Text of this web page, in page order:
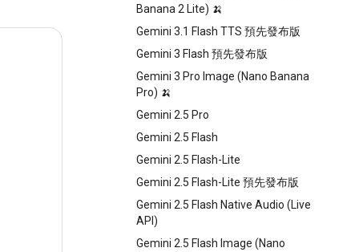
Banana 2 Lite) 🍌
Gemini 3.1 Flash TTS 預先發布版
Gemini 3 Flash 預先發布版
Gemini 3 Pro Image (Nano Banana
Pro) 🍌
Gemini 2.5 Pro
Gemini 2.5 Flash
Gemini 2.5 Flash-Lite
Gemini 2.5 Flash-Lite 預先發布版
Gemini 2.5 Flash Native Audio (Live
API)
Gemini 2.5 Flash Image (Nano